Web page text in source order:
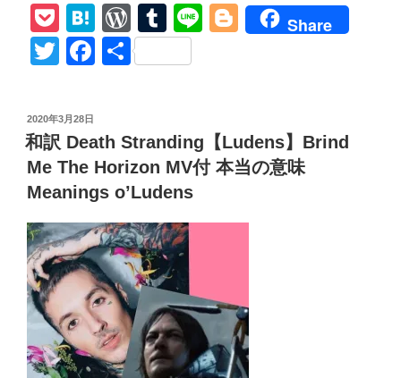
The
Horizon【sTraNgeRs】
和
説
生
と
団
Joy
of
Living
and
Unity”
P
o
ck
H
at
e
a
W
or
d
e
ss
T
u
m
r
Li
Bl
er
Share
T
tt
er
F
e
b
o
o
k
共
投
稿
日:
2020年3月28日
和訳 Death Stranding【Ludens】Brind
Me The Horizon MV付 本当の意味
Meanings o’Ludens